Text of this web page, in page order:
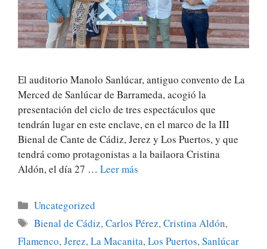
El auditorio Manolo Sanlúcar, antiguo convento de La
Merced de Sanlúcar de Barrameda, acogió la
presentación del ciclo de tres espectáculos que
tendrán lugar en este enclave, en el marco de la III
Bienal de Cante de Cádiz, Jerez y Los Puertos, y que
tendrá como protagonistas a la bailaora Cristina
Aldón, el día 27 … Leer más
Uncategorized
Bienal de Cádiz,Carlos Pérez,Cristina Aldón,
Flamenco,Jerez,La Macanita,Los Puertos,Sanlúcar